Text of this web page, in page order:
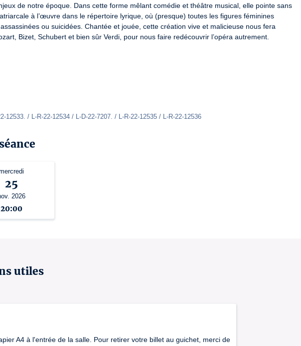
de notre époque. Dans cette forme mêlant comédie et théâtre musical, elle pointe sans
à l’œuvre dans le répertoire lyrique, où (presque) toutes les figures féminines
ou suicidées. Chantée et jouée, cette création vive et malicieuse nous fera
Bizet, Schubert et bien sûr Verdi, pour nous faire redécouvrir l’opéra autrement.
12533. / L-R-22-12534 / L-D-22-7207. / L-R-22-12535 / L-R-22-12536
25
2026
20:00
utiles
A4 à l'entrée de la salle. Pour retirer votre billet au guichet, merci de